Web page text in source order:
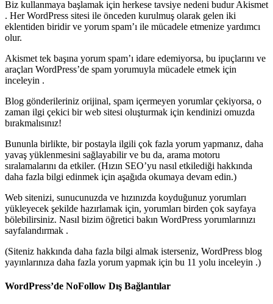
Biz kullanmaya başlamak için herkese tavsiye nedeni budur Akismet
. Her WordPress sitesi ile önceden kurulmuş olarak gelen iki
eklentiden biridir ve yorum spam’ı ile mücadele etmenize yardımcı
olur.
Akismet tek başına yorum spam’ı idare edemiyorsa, bu ipuçlarını ve
araçları WordPress’de spam yorumuyla mücadele etmek için
inceleyin .
Blog gönderileriniz orijinal, spam içermeyen yorumlar çekiyorsa, o
zaman ilgi çekici bir web sitesi oluşturmak için kendinizi omuzda
bırakmalısınız!
Bununla birlikte, bir postayla ilgili çok fazla yorum yapmanız, daha
yavaş yüklenmesini sağlayabilir ve bu da, arama motoru
sıralamalarını da etkiler. (Hızın SEO’yu nasıl etkilediği hakkında
daha fazla bilgi edinmek için aşağıda okumaya devam edin.)
Web sitenizi, sunucunuzda ve hızınızda koyduğunuz yorumları
yükleyecek şekilde hazırlamak için, yorumları birden çok sayfaya
bölebilirsiniz. Nasıl bizim öğretici bakın WordPress yorumlarınızı
sayfalandırmak .
(Siteniz hakkında daha fazla bilgi almak isterseniz, WordPress blog
yayınlarınıza daha fazla yorum yapmak için bu 11 yolu inceleyin .)
WordPress’de NoFollow Dış Bağlantılar